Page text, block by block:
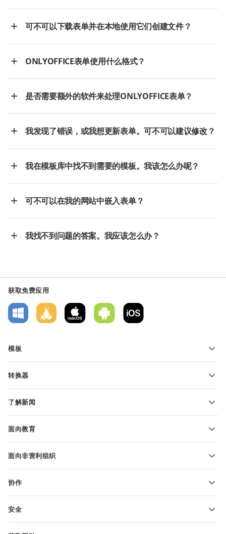
可不可以下载表单并在本地使用它们创建文件？
ONLYOFFICE表单使用什么格式？
是否需要额外的软件来处理ONLYOFFICE表单？
我发现了错误，或我想更新表单。可不可以建议修改？
我在模板库中找不到需要的模板。我该怎么办呢？
可不可以在我的网站中嵌入表单？
我找不到问题的答案。我应该怎么办？
获取免费应用
模板
文本文档模板
转换器
转换电子表格
了解新闻
面向教育
适用于教育人士
面向非营利组织
申请免费帐户
协作
翻译人员
安全